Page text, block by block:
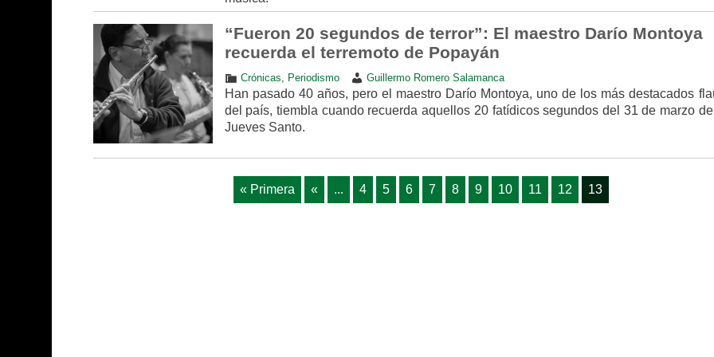
“Fueron 20 segundos de terror”: El maestro Darío Montoya
recuerda el terremoto de Popayán
Crónicas Periodismo Guillermo Romero Salamanca
Han pasado 40 años, pero el maestro Darío Montoya, uno de los más destacados
del país, tiembla cuando recuerda aquellos 20 fatídicos segundos del 31 de marzo
Jueves Santo.
« Primera « ... 4 5 6 7 8 9 10 11 12 13